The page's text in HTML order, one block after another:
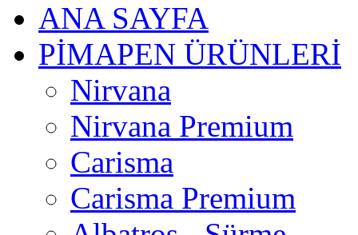
ANA SAYFA
PİMAPEN ÜRÜNLERİ
Nirvana
Nirvana Premium
Carisma
Carisma Premium